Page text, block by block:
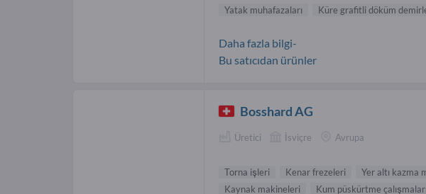
Yatak muhafazaları
Küre grafitli döküm
Daha fazla bilgi-
Bu satıcıdan ürünler
Bosshard AG
Üretici İsviçre Avrupa
Torna işleri Kenar frezeleri Yer altı kazma
Kaynak makineleri
Kum püskürtme çalışmaları